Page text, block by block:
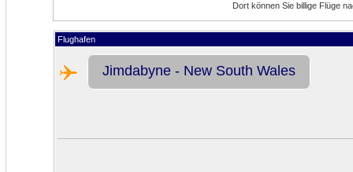
Dort können Sie billige Flüge
Flughafen
Jimdabyne - New South Wales